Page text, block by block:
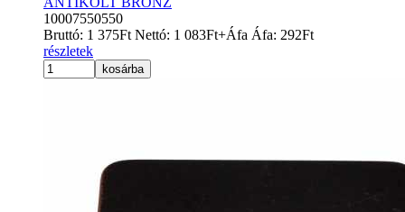
10007550550
Bruttó: 1 375Ft Nettó: 1 083Ft+Áfa Áfa: 292Ft
részletek
kosárba